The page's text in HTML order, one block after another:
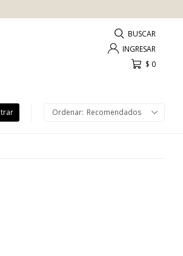
$ 0
Recomendados